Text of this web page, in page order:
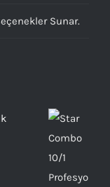
Sunar.